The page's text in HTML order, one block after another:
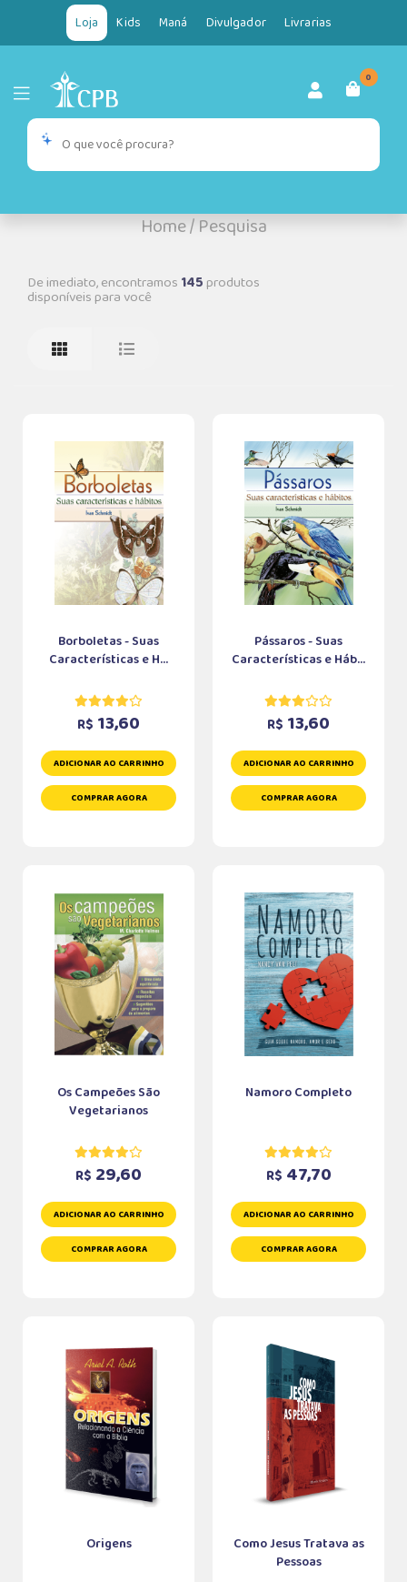
Loja Kids Maná Divulgador Livrarias
0
Home/Pesquisa
De imediato, encontramos 145produtos
disponíveis para você
Borboletas - Suas
Características e H...
R$ 13,60
ADICIONAR AO CARRINHO
COMPRAR AGORA
Pássaros - Suas
Características e Háb...
R$ 13,60
ADICIONAR AO CARRINHO
COMPRAR AGORA
Os Campeões São
Vegetarianos
R$ 29,60
ADICIONAR AO CARRINHO
COMPRAR AGORA
Namoro Completo
R$ 47,70
ADICIONAR AO CARRINHO
COMPRAR AGORA
Origens
Como Jesus Tratava as
Pessoas